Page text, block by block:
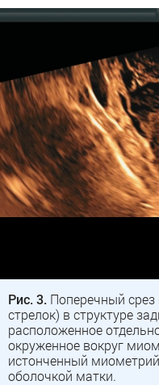
Рис. 3. Поперечный
стрелок) в структуре
расположенное
окруженное вокруг
истонченный
оболочкой матки.